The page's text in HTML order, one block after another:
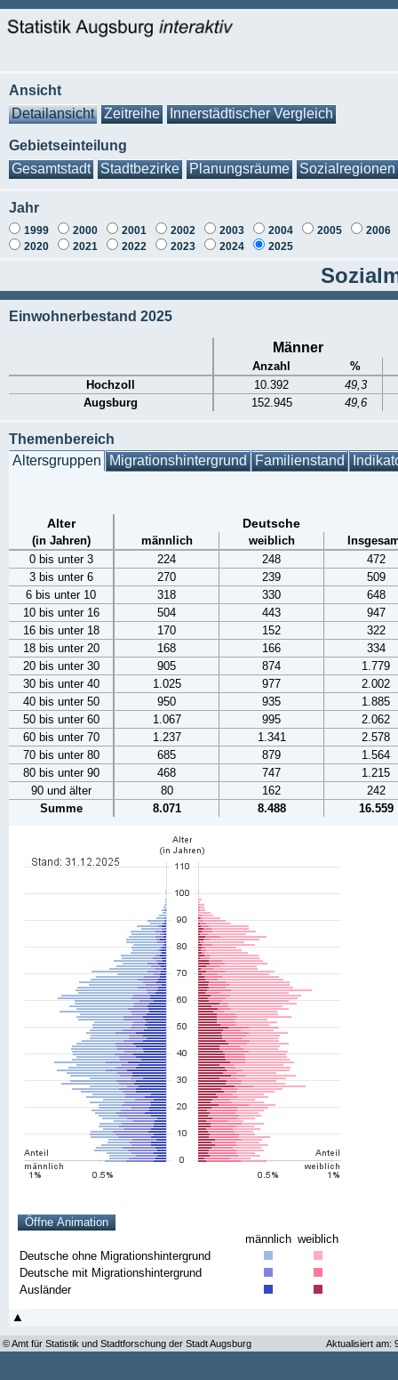
Ansicht
Detailansicht
Zeitreihe Innerstädtischer Vergleich
Gebietseinteilung
Gesamtstadt
Stadtbezirke Planungsräume Sozialregionen
Jahr
1999 2000 2001 2002 2003 2004 2005
2006
2020
2021 2022 2023 2024 2025
Einwohnerbestand 2025
Männer
Anzahl
%
Hochzoll
10.392
49,3
Augsburg
152.945 49,6
Themenbereich
Altersgruppen Migrationshintergrund Familienstand
Alter Deutsche
(in Jahren) männlich weiblich
0 bis unter 3
224 248
472
3 bis unter 6
270 239
509
6 bis unter 10
318 330
648
10 bis unter 16
504 443
947
16 bis unter 18
170 152
322
18 bis unter 20
168 166
334
20 bis unter 30
905 874
1.779
30 bis unter 40
1.025 977
2.002
40 bis unter 50
950 935
1.885
50 bis unter 60
1.067 995
2.062
60 bis unter 70
1.237 1.341
2.578
70 bis unter 80
685 879
1.564
80 bis unter 90
468 747
1.215
90 und älter
80 162
242
Summe
8.071 8.488 16.559
männlich weiblich
Deutsche ohne Migrationshintergrund
Deutsche mit Migrationshintergrund
Ausländer
© Amt für Statistik und Stadtforschung der Stadt Augsburg Aktualisiert am: